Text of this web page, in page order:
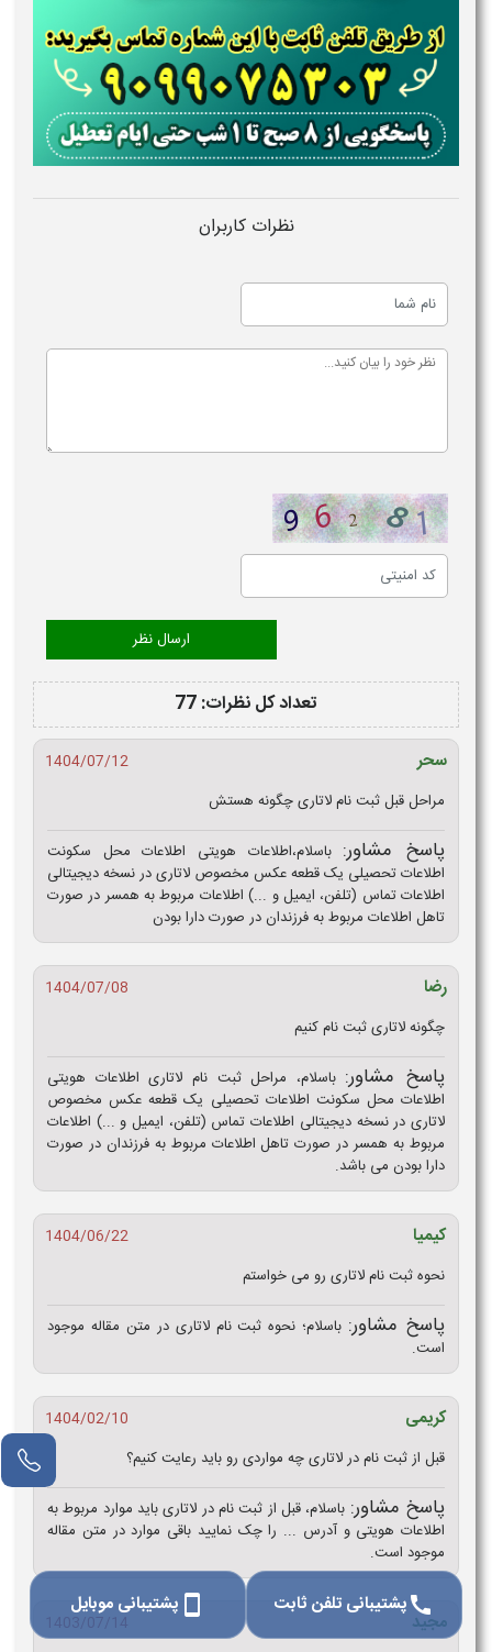
نظرات کاربران
تعداد کل نظرات: 77
سحر
1404/07/12
مراحل قبل ثبت نام لاتاری چگونه هستش
پاسخ مشاور: باسلام،اطلاعات هویتی اطلاعات محل سکونت
اطلاعات تحصیلی یک قطعه عکس مخصوص لاتاری در نسخه دیجیتالی
اطلاعات تماس (تلفن، ایمیل و ...) اطلاعات مربوط به همسر در صورت
تاهل اطلاعات مربوط به فرزندان در صورت دارا بودن
رضا
1404/07/08
چگونه لاتاری ثبت نام کنیم
پاسخ مشاور: باسلام، مراحل ثبت نام لاتاری اطلاعات هویتی
اطلاعات محل سکونت اطلاعات تحصیلی یک قطعه عکس مخصوص
لاتاری در نسخه دیجیتالی اطلاعات تماس (تلفن، ایمیل و ...) اطلاعات
مربوط به همسر در صورت تاهل اطلاعات مربوط به فرزندان در صورت
دارا بودن می باشد.
کیمیا
1404/06/22
نحوه ثبت نام لاتاری رو می خواستم
پاسخ مشاور: باسلام؛ نحوه ثبت نام لاتاری در متن مقاله موجود
است.
کریمی
1404/02/10
قبل از ثبت نام در لاتاری چه مواردی رو باید رعایت کنیم؟
پاسخ مشاور: باسلام، قبل از ثبت نام در لاتاری باید موارد مربوط به
اطلاعات هویتی و آدرس ... را چک نمایید باقی موارد در متن مقاله
موجود است.
مجید
1403/07/14
callپشتیبانی تلفن ثابت smartphone پشتیبانی موبایل